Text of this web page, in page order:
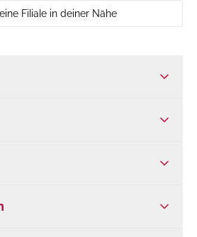
Filiale in deiner Nähe